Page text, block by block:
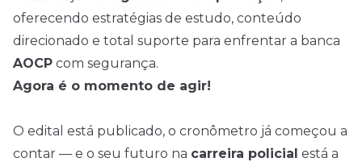
oferecendo estratégias de estudo, conteúdo
direcionado e total suporte para enfrentar a banca
AOCP com segurança.
Agora é o momento de agir!
O edital está publicado, o cronômetro já começou a
contar — e o seu futuro na carreira policial está a